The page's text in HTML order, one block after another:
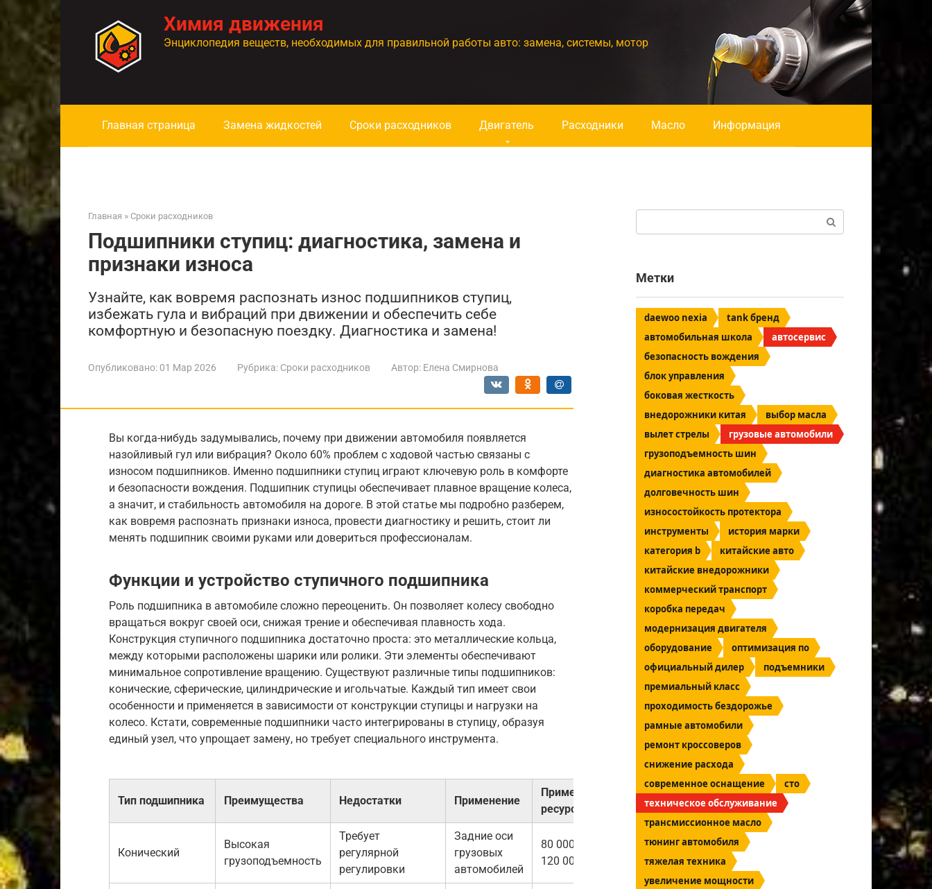
контенту
Химия движения
Энциклопедия веществ, необходимых для правильной работы авто: замена, системы, мотор
Главная страница Замена жидкостей Сроки расходников Двигатель Расходники Масло Информация
Главная » Сроки расходников
Подшипники ступиц: диагностика, замена и
признаки износа
Узнайте, как вовремя распознать износ подшипников ступиц,
избежать гула и вибраций при движении и обеспечить себе
комфортную и безопасную поездку. Диагностика и замена!
Опубликовано: 01 Мар 2026 Рубрика: Сроки расходников Автор: Елена Смирнова
Вы когда-нибудь задумывались, почему при движении автомобиля появляется
назойливый гул или вибрация? Около 60% проблем с ходовой частью связаны с
износом подшипников. Именно подшипники ступиц играют ключевую роль в комфорте
и безопасности вождения. Подшипник ступицы обеспечивает плавное вращение колеса,
а значит, и стабильность автомобиля на дороге. В этой статье мы подробно разберем,
как вовремя распознать признаки износа, провести диагностику и решить, стоит ли
менять подшипник своими руками или довериться профессионалам.
Функции и устройство ступичного подшипника
Роль подшипника в автомобиле сложно переоценить. Он позволяет колесу свободно
вращаться вокруг своей оси, снижая трение и обеспечивая плавность хода.
Конструкция ступичного подшипника достаточно проста: это металлические кольца,
между которыми расположены шарики или ролики. Эти элементы обеспечивают
минимальное сопротивление вращению. Существуют различные типы подшипников:
конические, сферические, цилиндрические и игольчатые. Каждый тип имеет свои
особенности и применяется в зависимости от конструкции ступицы и нагрузки на
колесо. Кстати, современные подшипники часто интегрированы в ступицу, образуя
единый узел, что упрощает замену, но требует специального инструмента.
Тип подшипника Преимущества Недостатки Применение
Примерный
ресурс (км)
Конический
Высокая
грузоподъемность
Требует
регулярной
регулировки
Задние оси
грузовых
автомобилей
80 000 —
120 000
Метки
daewoo nexia
tank бренд
автомобильная школа
автосервис
безопасность вождения
блок управления
боковая жесткость
внедорожники китая
выбор масла
вылет стрелы
грузовые автомобили
грузоподъемность шин
диагностика автомобилей
долговечность шин
износостойкость протектора
инструменты
история марки
категория b
китайские авто
китайские внедорожники
коммерческий транспорт
коробка передач
модернизация двигателя
оборудование
оптимизация по
официальный дилер
подъемники
премиальный класс
проходимость бездорожье
рамные автомобили
ремонт кроссоверов
снижение расхода
современное оснащение
сто
техническое обслуживание
трансмиссионное масло
тюнинг автомобиля
тяжелая техника
увеличение мощности